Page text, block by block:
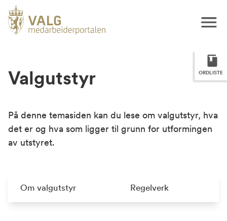
ORDLISTE
Valgutstyr
På denne temasiden kan du lese om valgutstyr, hva
det er og hva som ligger til grunn for utformingen
av utstyret.
Om valgutstyr Regelverk